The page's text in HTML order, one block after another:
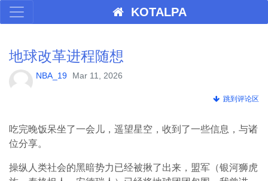
KOTALPA
地球改革进程随想
NBA_19 Mar 11, 2026
跳到评论区
吃完晚饭呆坐了一会儿，遥望星空，收到了一些信息，与诸
位分享。
操纵人类社会的黑暗势力已经被揪了出来，盟军（银河狮虎